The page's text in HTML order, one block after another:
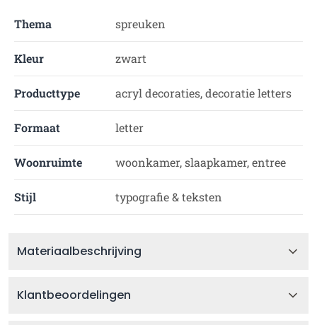
Thema spreuken
Kleur zwart
Producttype acryl decoraties, decoratie letters
Formaat letter
Woonruimte woonkamer, slaapkamer, entree
Stijl typografie & teksten
Materiaalbeschrijving
Klantbeoordelingen